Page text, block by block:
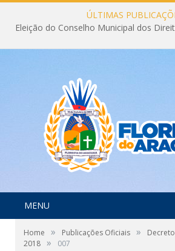
ÚLTIMAS
MENU
Home » Publicações Oficiais »
2018 » 007